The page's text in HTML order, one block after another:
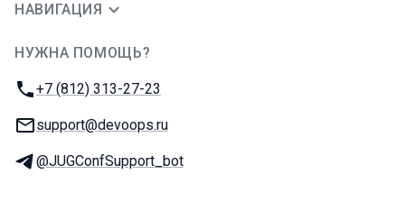
НАВИГАЦИЯ
НУЖНА ПОМОЩЬ?
Телефон:
+7 (812) 313-27-23
E-mail:
support@devoops.ru
Телеграм:
@JUGConfSupport_bot